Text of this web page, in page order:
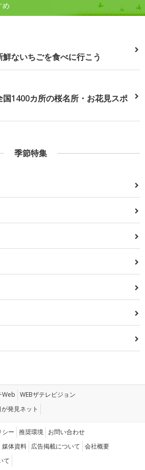
め
ないちごを食べに行こう
国1400カ所の桜名所・お花見スポ
季節特集
Web WEBザテレビジョン
発見ネット
シー 推奨環境 お問い合わせ
媒体資料 広告掲載について 会社概要
て